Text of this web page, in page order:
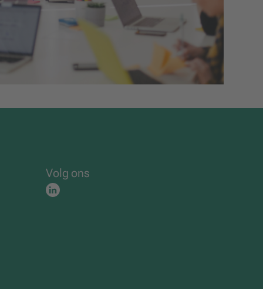
Volg ons